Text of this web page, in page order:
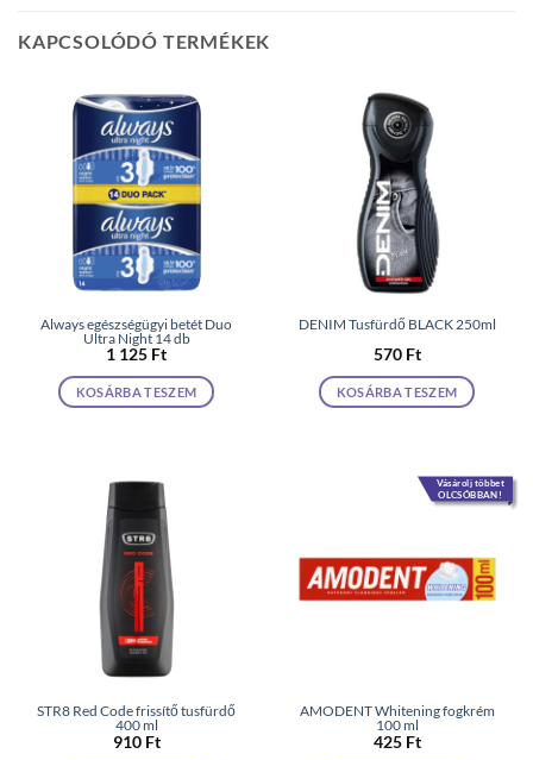
KAPCSOLÓDÓ TERMÉKEK
Always egészségügyi betét Duo
Ultra Night 14 db
1 125 Ft
KOSÁRBA TESZEM
DENIM Tusfürdő BLACK 250ml
570 Ft
KOSÁRBA TESZEM
STR8 Red Code frissítő tusfürdő
400 ml
910 Ft
Vásárolj többet
OLCSÓBBAN!
AMODENT Whitening fogkrém
100 ml
425 Ft